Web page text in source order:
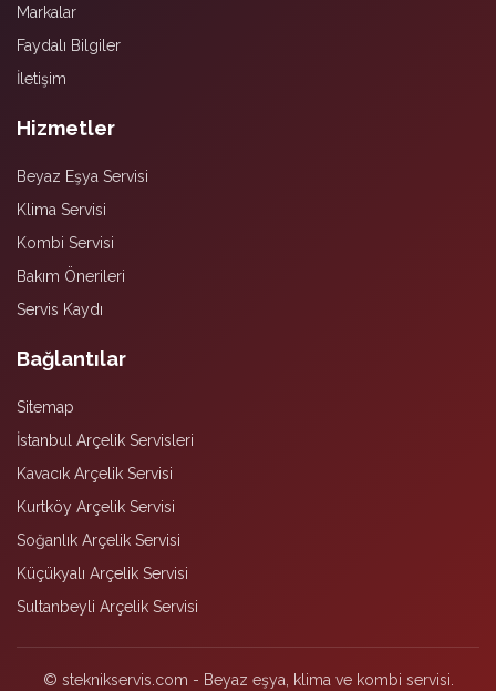
Markalar
Faydalı Bilgiler
İletişim
Hizmetler
Beyaz Eşya Servisi
Klima Servisi
Kombi Servisi
Bakım Önerileri
Servis Kaydı
Bağlantılar
Sitemap
İstanbul Arçelik Servisleri
Kavacık Arçelik Servisi
Kurtköy Arçelik Servisi
Soğanlık Arçelik Servisi
Küçükyalı Arçelik Servisi
Sultanbeyli Arçelik Servisi
© steknikservis.com - Beyaz eşya, klima ve kombi servisi.